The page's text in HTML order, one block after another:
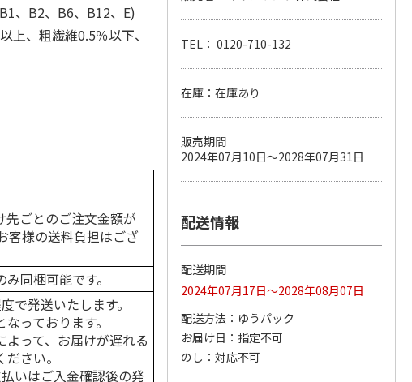
加良品 カムカ
デンタルコーン
るぐるボーン型 S
円
別・税込)
銀のスプーン パウ
チ 健康に育つ子ね
こ用 まぐろ・かつ
120円
(送料別・税込)
ペット線香 虹のか
なた フルーティフ
ローラルの香り
590円
(送料別・税込)
えBOX とりささ…
380円
(送料別・税込)
、B2、B6、B12、E)
上、粗繊維0.5％以下、
先ごとのご注文金額が
客様の送料負担はござ
み同梱可能です。
で発送いたします。
っております。
って、お届けが遅れる
さい。
いはご入金確認後の発
TEL： 0120-710-132
在庫：在庫あり
販売期間
2024年07月10日～2028年07月31日
配送情報
配送期間
2024年07月17日～2028年08月07日
配送方法
ゆうパック
お届け日
指定不可
のし
対応不可